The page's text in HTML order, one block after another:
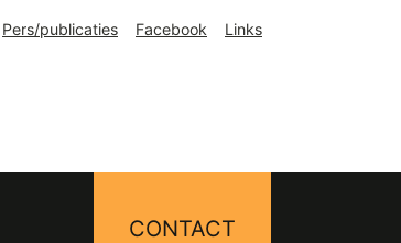
Pers/publicaties Facebook Links
CONTACT